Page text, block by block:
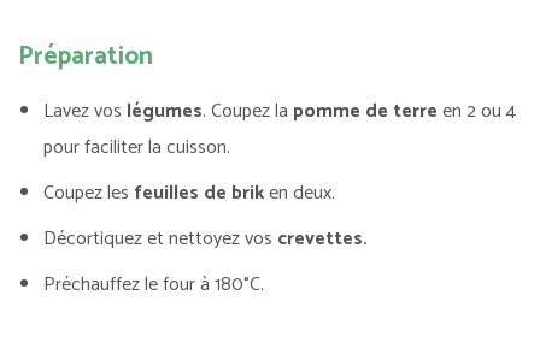
Préparation
Lavez vos légumes. Coupez la pomme de terreen 2 ou 4
pour faciliter la cuisson.
Coupez les feuilles de briken deux.
Décortiquez et nettoyez vos crevettes.
Préchauffez le four à 180°C.